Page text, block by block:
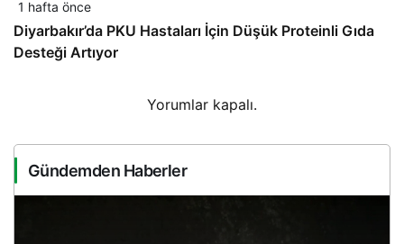
1 hafta önce
Diyarbakır’da PKU Hastaları İçin Düşük Proteinli Gıda
Desteği Artıyor
Yorumlar kapalı.
Gündemden Haberler